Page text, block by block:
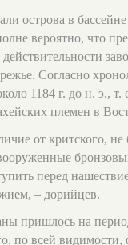
острова в
вероятно, что
Согласно
1184 г. до н. э.,
племен в
от критского,
перед
– дорийцев.
пришлось на
по всей